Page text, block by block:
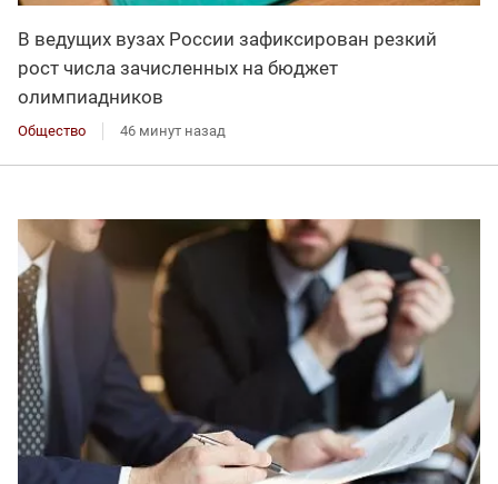
В ведущих вузах России зафиксирован резкий
рост числа зачисленных на бюджет
олимпиадников
Общество 46 минут назад